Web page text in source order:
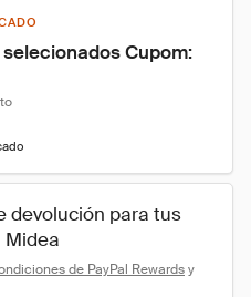
Cupom:
devolución para tus
Midea
de PayPal Rewards y